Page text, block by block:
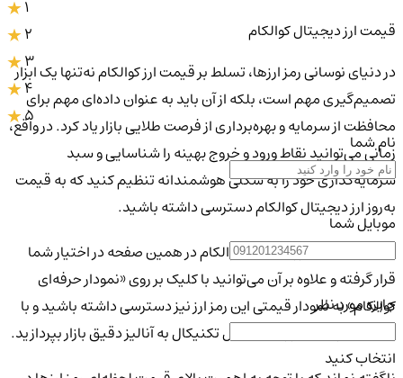
قیمت ارز دیجیتال کوالکام
در دنیای نوسانی رمز ارزها، تسلط بر قیمت ارز کوالکام نه‌تنها یک ابزار
تصمیم‌گیری مهم است، بلکه از آن باید به عنوان داده‌ای مهم برای
محافظت از سرمایه و بهره‌برداری از فرصت طلایی بازار یاد کرد. در واقع،
زمانی می‌توانید نقاط ورود و خروج بهینه را شناسایی و سبد
سرمایه‌گذاری خود را به شکلی هوشمندانه تنظیم کنید که به قیمت
به‌روز ارز دیجیتال کوالکام دسترسی داشته باشید.
قیمت لحظه‌ای ارز دیجیتال کوالکام در همین صفحه در اختیار شما
قرار گرفته و علاوه بر آن می‌توانید با کلیک بر روی «نمودار حرفه‌ای
کوالکام» به نمودار قیمتی این رمز ارز نیز دسترسی داشته باشید و با
استفاده از اندیکاتورهای تحلیل تکنیکال به آنالیز دقیق بازار بپردازید.
3
4
5
نام شما
موبایل شما
جایزه مورد نظر
انتخاب کنید